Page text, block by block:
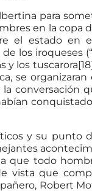
para
en la copa
el estado en
los iroqueses
los
se
conversación
y su punto
que todo
vista que
Robert